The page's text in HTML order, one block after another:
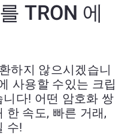
TRON 에
하지 않으시겠습니
사용할 수있는 크립
다! 어떤 암호화 쌍
한 속도, 빠른 거래,
수!